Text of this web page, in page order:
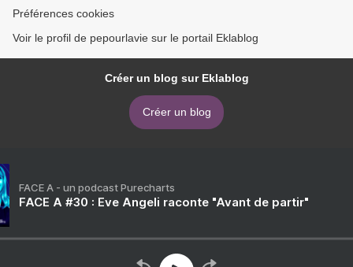
Préférences cookies
Voir le profil de pepourlavie sur le portail Eklablog
Créer un blog sur Eklablog
Créer un blog
FACE A - un podcast Purecharts
FACE A #30 : Eve Angeli raconte "Avant de partir"